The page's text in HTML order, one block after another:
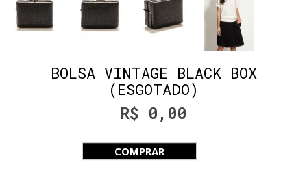
BOLSA VINTAGE BLACK BOX
(ESGOTADO)
R$ 0,00
COMPRAR